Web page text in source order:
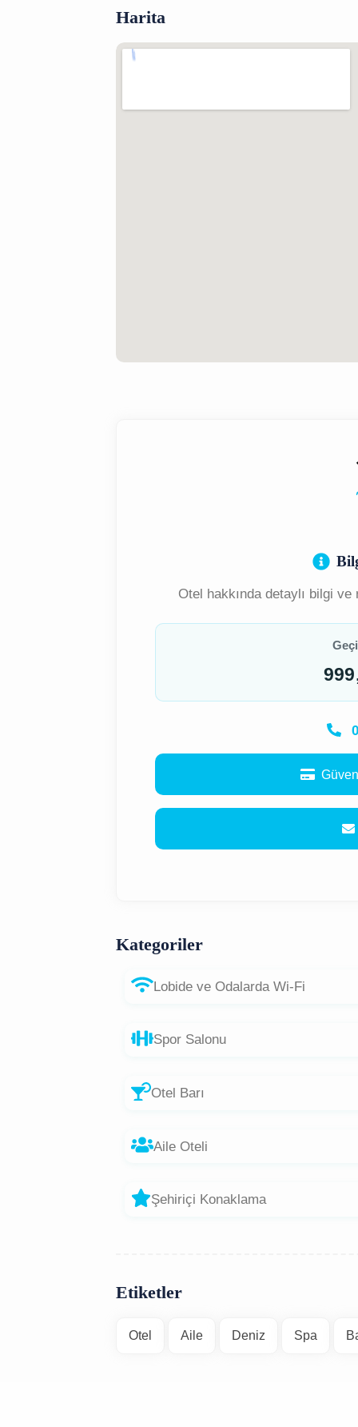
Harita
Otel hakkında detaylı bilgi
Kategoriler
Lobide ve Odalarda Wi-Fi
Spor Salonu
Otel Barı
Aile Oteli
Şehiriçi Konaklama
Etiketler
Otel Aile Deniz Spa